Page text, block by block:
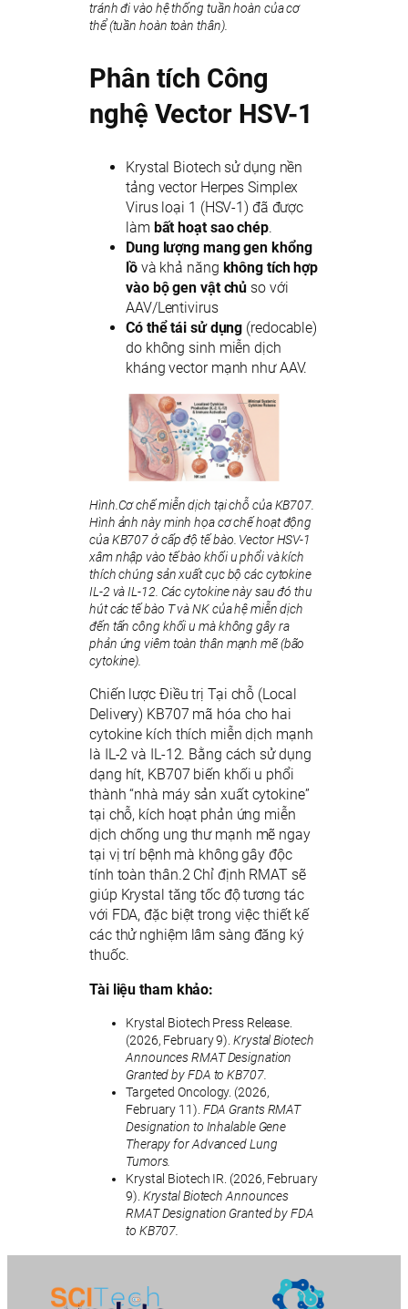
tránh đi vào hệ thống tuần hoàn của cơ
thể (tuần hoàn toàn thân).
Phân tích Công
nghệ Vector HSV-1
Krystal Biotech sử dụng nền
tảng vector Herpes Simplex
Virus loại 1 (HSV-1) đã được
làm bất hoạt sao chép.
Dung lượng mang gen khổng
lồvà khả năng không tích hợp
vào bộ gen vật chủ so với
AAV/Lentivirus
Có thể tái sử dụng (redocable)
do không sinh miễn dịch
kháng vector mạnh như AAV.
Hình.Cơ chế miễn dịch tại chỗ của KB707.
Hình ảnh này minh họa cơ chế hoạt động
của KB707 ở cấp độ tế bào. Vector HSV-1
xâm nhập vào tế bào khối u phổi và kích
thích chúng sản xuất cục bộ các cytokine
IL-2 và IL-12. Các cytokine này sau đó thu
hút các tế bào T và NK của hệ miễn dịch
đến tấn công khối u mà không gây ra
phản ứng viêm toàn thân mạnh mẽ (bão
cytokine).
Chiến lược Điều trị Tại chỗ (Local
Delivery) KB707 mã hóa cho hai
cytokine kích thích miễn dịch mạnh
là IL-2 và IL-12. Bằng cách sử dụng
dạng hít, KB707 biến khối u phổi
thành “nhà máy sản xuất cytokine”
tại chỗ, kích hoạt phản ứng miễn
dịch chống ung thư mạnh mẽ ngay
tại vị trí bệnh mà không gây độc
tính toàn thân.2 Chỉ định RMAT sẽ
giúp Krystal tăng tốc độ tương tác
với FDA, đặc biệt trong việc thiết kế
các thử nghiệm lâm sàng đăng ký
thuốc.
Tài liệu tham khảo:
Krystal Biotech Press Release.
(2026, February 9).Krystal Biotech
Announces RMAT Designation
Granted by FDA to KB707.
Targeted Oncology. (2026,
February 11). FDA Grants RMAT
Designation to Inhalable Gene
Therapy for Advanced Lung
Tumors.
Krystal Biotech IR. (2026, February
9). Krystal Biotech Announces
RMAT Designation Granted by FDA
to KB707.